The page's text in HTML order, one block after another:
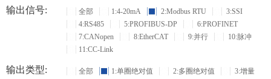
输出信号: 全部 1:4-20mA 2:Modbus RTU
3:SSI
4:RS485
5:PROFIBUS-DP
6:PROFINET
7:CANopen
8:EtherCAT 9:并行
10:脉冲
11:CC-Link
输出类型: 全部 1:单圈绝对值 2:多圈绝对值
3:增量